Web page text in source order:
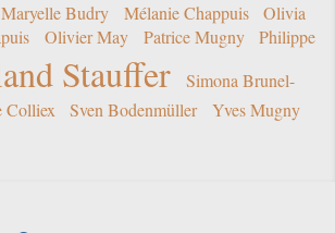
Maryelle Budry Mélanie Chappuis
Olivia
Olivier May Patrice Mugny
Philippe
Stauffer
Simona Brunel-
Colliex Sven Bodenmüller Yves Mugny